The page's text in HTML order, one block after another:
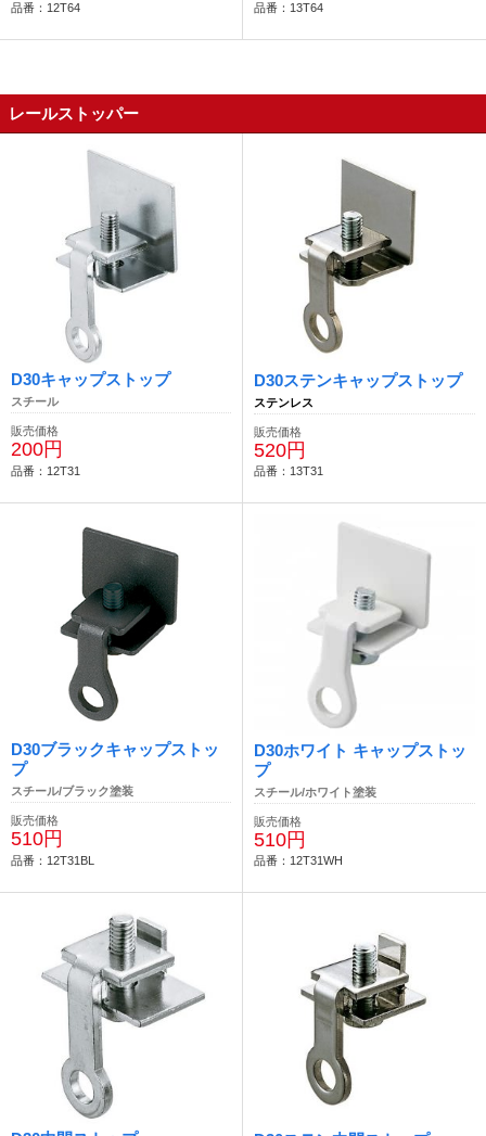
品番：12T64 品番：13T64
レールストッパー
D30キャップストップ
スチール
販売価格
200円
品番：12T31
D30ステンキャップストップ
ステンレス
販売価格
520円
品番：13T31
D30ブラックキャップストッ
プ
スチール/ブラック塗装
販売価格
510円
品番：12T31BL
D30ホワイト キャップストッ
プ
スチール/ホワイト塗装
販売価格
510円
品番：12T31WH